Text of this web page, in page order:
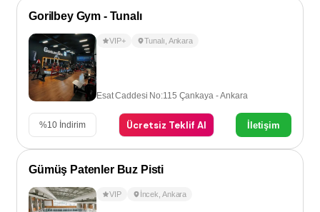
Gorilbey Gym - Tunalı
VIP+ Tunalı Ankara
Esat Caddesi No:115 Çankaya - Ankara
%10 İndirim Ücretsiz Teklif Al İletişim
Gümüş Patenler Buz Pisti
VIP İncek Ankara